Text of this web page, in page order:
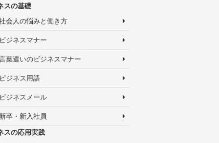
スの基礎
会人の悩みと働き方
ジネスマナー
葉遣いのビジネスマナー
ジネス用語
ジネスメール
卒・新入社員
スの応用実践